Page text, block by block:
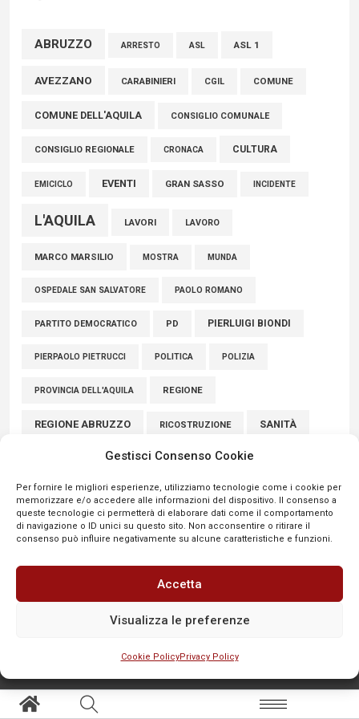
Gestisci Consenso Cookie
Per fornire le migliori esperienze, utilizziamo tecnologie come i cookie per
memorizzare e/o accedere alle informazioni del dispositivo. Il consenso a
queste tecnologie ci permetterà di elaborare dati come il comportamento
di navigazione o ID unici su questo sito. Non acconsentire o ritirare il
consenso può influire negativamente su alcune caratteristiche e funzioni.
Accetta
Visualizza le preferenze
Cookie PolicyPrivacy Policy
ABRUZZO ARRESTO ASL ASL 1
AVEZZANO CARABINIERI CGIL COMUNE
COMUNE DELL'AQUILA CONSIGLIO COMUNALE
CONSIGLIO REGIONALE CRONACA CULTURA
EMICICLO EVENTI GRAN SASSO INCIDENTE
L'AQUILA LAVORI LAVORO
MARCO MARSILIO MOSTRA MUNDA
OSPEDALE SAN SALVATORE PAOLO ROMANO
PARTITO DEMOCRATICO PD PIERLUIGI BIONDI
PIERPAOLO PIETRUCCI POLITICA POLIZIA
PROVINCIA DELL'AQUILA REGIONE
REGIONE ABRUZZO RICOSTRUZIONE SANITÀ
SCUOLE SICUREZZA SINDACATI
SPORT SULMONA UNIVAQ VIABILITÀ
VIGILI DEL FUOCO
Aree tematiche